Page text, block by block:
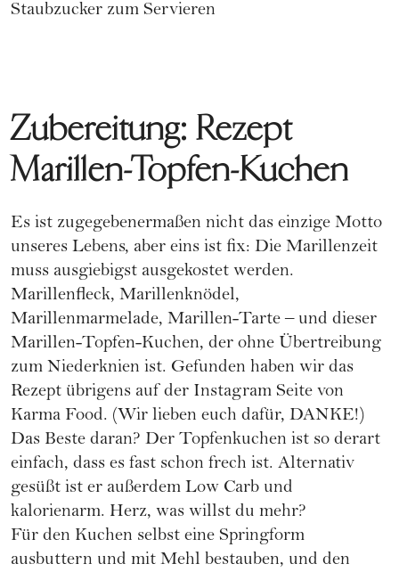
Staubzucker zum Servieren
Zubereitung: Rezept
Marillen-Topfen-Kuchen
Es ist zugegebenermaßen nicht das einzige Motto
unseres Lebens, aber eins ist fix: Die Marillenzeit
muss ausgiebigst ausgekostet werden.
Marillenfleck, Marillenknödel,
Marillenmarmelade, Marillen-Tarte – und dieser
Marillen-Topfen-Kuchen, der ohne Übertreibung
zum Niederknien ist. Gefunden haben wir das
Rezept übrigens auf der Instagram Seite von
Karma Food. (Wir lieben euch dafür, DANKE!)
Das Beste daran? Der Topfenkuchen ist so derart
einfach, dass es fast schon frech ist. Alternativ
gesüßt ist er außerdem Low Carb und
kalorienarm. Herz, was willst du mehr?
Für den Kuchen selbst eine Springform
ausbuttern und mit Mehl bestauben, und den